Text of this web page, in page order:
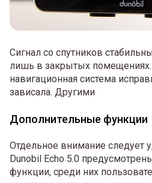
Сигнал со спутников
лишь в закрытых
навигационная система
зависала. Другими
Дополнительные функции
Отдельное внимание следует
Dunobil Echo 5.0
функции, среди них